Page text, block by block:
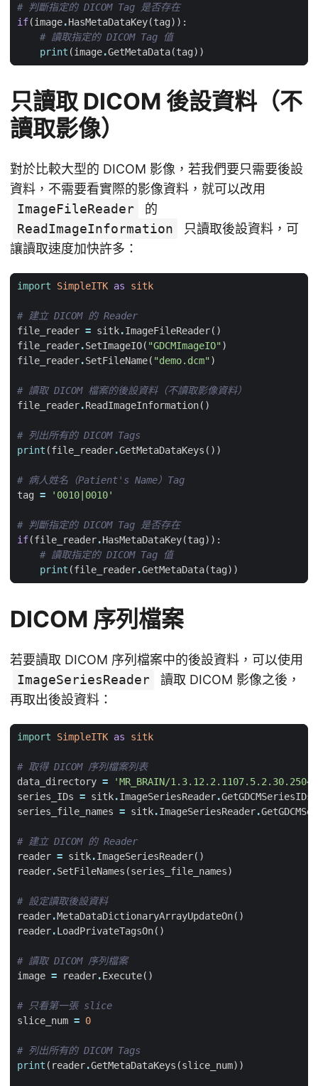
# 判斷指定的 DICOM Tag 是否存在
if(image.HasMetaDataKey(tag)):
# 讀取指定的 DICOM Tag 值
print (image.GetMetaData(tag))
只讀取 DICOM 後設資料（不
讀取影像）
對於比較大型的 DICOM 影像，若我們要只需要後設
資料，不需要看實際的影像資料，就可以改用
ImageFileReader
的
ReadImageInformation
只讀取後設資料，可
讓讀取速度加快許多：
import SimpleITK as sitk
# 建立 DICOM 的 Reader
file_reader = sitk.ImageFileReader()
file_reader.SetImageIO( "GDCMImageIO")
file_reader.SetFileName( "demo.dcm")
# 讀取 DICOM 檔案的後設資料（不讀取影像資料）
file_reader.ReadImageInformation()
# 列出所有的 DICOM Tags
print (file_reader.GetMetaDataKeys ())
# 病人姓名（Patient's Name）Tag
tag = '0010|0010'
# 判斷指定的 DICOM Tag 是否存在
if(file_reader.HasMetaDataKey(tag)):
# 讀取指定的 DICOM Tag 值
print (file_reader.GetMetaData(tag))
DICOM 序列檔案
若要讀取 DICOM 序列檔案中的後設資料，可以使用
ImageSeriesReader
讀取 DICOM 影像之後，
再取出後設資料：
import SimpleITK as sitk
# 取得 DICOM 序列檔案列表
data_directory =
'MR_BRAIN/
series_IDs = sitk.ImageSeriesReader.GetGDCMSeriesIDs
series_file_names = sitk.ImageSeriesReader.
# 建立 DICOM 的 Reader
reader = sitk.ImageSeriesReader()
reader.SetFileNames (series_file_names)
# 設定讀取後設資料
reader.MetaDataDictionaryArrayUpdateOn()
reader.LoadPrivateTagsOn()
# 讀取 DICOM 序列檔案
image = reader.Execute()
# 只看第一張 slice
slice_num = 0
# 列出所有的 DICOM Tags
print ( reader.GetMetaDataKeys (slice_num))